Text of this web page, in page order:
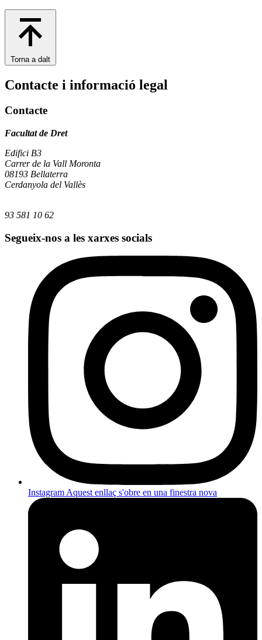
Torna a dalt
Contacte i informació legal
Contacte
Facultat de Dret
Edifici B3
Carrer de la Vall Moronta
08193 Bellaterra
Cerdanyola del Vallès
93 581 10 62
Segueix-nos a les xarxes socials
Instagram Aquest enllaç s'obre en una finestra nova